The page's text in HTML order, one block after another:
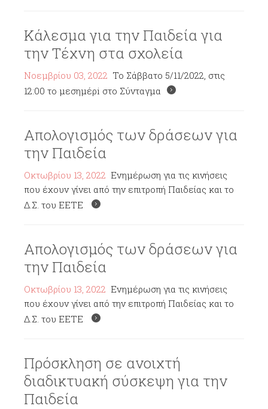
Κάλεσμα για την Παιδεία για
την Τέχνη στα σχολεία
Νοεμβρίου 03, 2022 To Σάββατο 5/11/2022, στις
12:00 το μεσημέρi στο Σύνταγμα
Απολογισμός των δράσεων για
την Παιδεία
Οκτωβρίου 13, 2022 Ενημέρωση για τις κινήσεις
που έχουν γίνει από την επιτροπή Παιδείας και το
Δ.Σ. του ΕΕΤΕ
Απολογισμός των δράσεων για
την Παιδεία
Οκτωβρίου 13, 2022 Ενημέρωση για τις κινήσεις
που έχουν γίνει από την επιτροπή Παιδείας και το
Δ.Σ. του ΕΕΤΕ
Πρόσκληση σε ανοιχτή
διαδικτυακή σύσκεψη για την
Παιδεία